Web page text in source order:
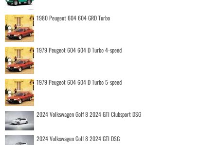
1980 Peugeot 604 604 GRD Turbo
1979 Peugeot 604 604 D Turbo 4-speed
1979 Peugeot 604 604 D Turbo 5-speed
2024 Volkswagen Golf 8 2024 GTI Clubsport DSG
2024 Volkswagen Golf 8 2024 GTI DSG